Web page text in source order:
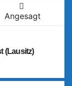
Angesagt
(Lausitz)